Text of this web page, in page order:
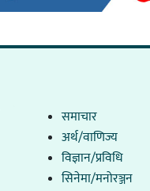
समाचार
अर्थ/वाणिज्य
विज्ञान/प्रविधि
सिनेमा/मनोरञ्जन